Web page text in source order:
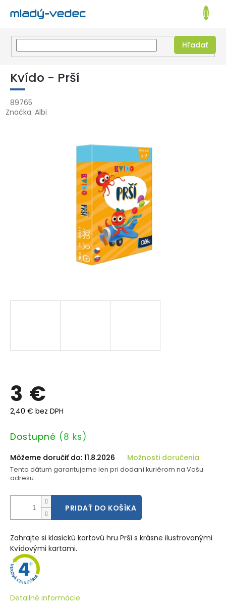
Prejsť
obsah
EUR
Hľadať
KOŠÍK
Kvído - Prší
89765
Značka: Albi
3 €
2,40 € bez DPH
Jednotková
Dostupné (8 ks)
Môžeme doručiť do: 11.8.2026 Možnosti doručenia
Tento dátum garantujeme len pri dodaní kuriérom na Vašu
adresu.
PRIDAŤ DO KOŠÍKA
Zahrajte si klasickú kartovú hru Prší s krásne ilustrovanými
Kvídovými kartami.
Detailné informácie